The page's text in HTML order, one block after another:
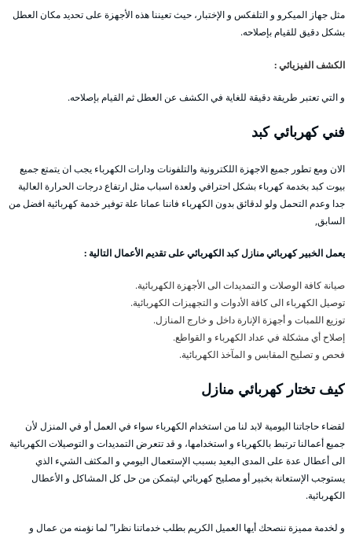
مثل جهاز الميكرو و التلفكس و الإختبار، حيث تعيننا هذه الأجهزة على تحديد مكان العطل
بشكل دقيق للقيام بإصلاحه.
الكشف الفيزيائي :
و التي تعتبر طريقة دقيقة للغاية في الكشف عن العطل ثم القيام بإصلاحه.
فني كهربائي كبد
الان ومع تطور جميع الاجهزة اللكترونية والتلفونات ودارات الكهرباء يجب ان يتمتع جميع
بيوت كبد بخدمة كهرباء بشكل احترافي ولعدة اسباب مثل ارتفاع درجات الحرارة العالية
جدا وعدم التحمل ولو لدقائق بدون الكهرباء فاننا عمانا علة توفير خدمة كهربائية افضل من
السابق,
يعمل الخبير كهربائي منازل كبد الكهربائي على تقديم الأعمال التالية :
صيانة كافة الوصلات و التمديدات الى الأجهزة الكهربائية.
توصيل الكهرباء الى كافة الأدوات و التجهيزات الكهربائية.
توزيع اللمبات و أجهزة الإنارة داخل و خارج المنازل.
إصلاح أي مشكلة في عداد الكهرباء و القواطع.
فحص و تصليح المقابس و المآخذ الكهربائية.
كيف تختار كهربائي منازل
لقضاء حاجاتنا اليومية لابد لنا من استخدام الكهرباء سواء في العمل أو في المنزل لأن
جميع أعمالنا ترتبط بالكهرباء و استخدامها، و قد تتعرض التمديدات و التوصيلات الكهربائية
الى أعطال عدة على المدى البعيد بسبب الإستعمال اليومي و المكثف الشيء الذي
يستوجب الإستعانة بخبير أو مصليح كهربائي ليتمكن من حل كل المشاكل و الأعطال
الكهربائية.
و لخدمة مميزة ننصحك أيها العميل الكريم بطلب خدماتنا نظرا” لما نؤمنه من عمال و